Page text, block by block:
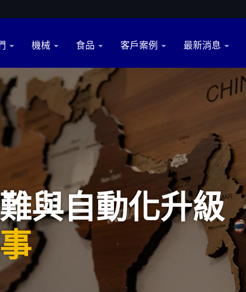
機械 食品 客戶案例 最新消息
與自動化升級